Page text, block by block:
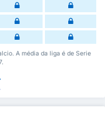
A média da liga é de Serie